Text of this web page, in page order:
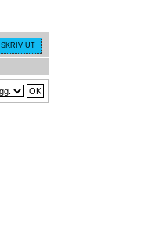
SKRIV UT